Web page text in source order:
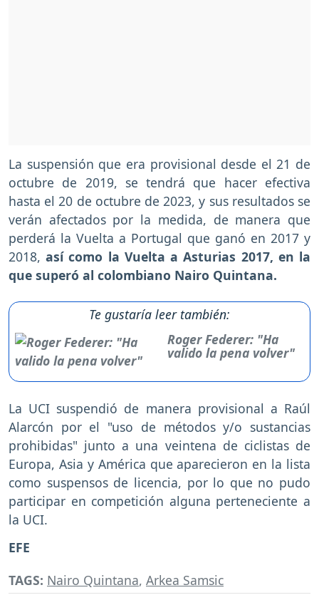
La suspensión que era provisional desde el 21 de
octubre de 2019, se tendrá que hacer efectiva
hasta el 20 de octubre de 2023, y sus resultados se
verán afectados por la medida, de manera que
perderá la Vuelta a Portugal que ganó en 2017 y
2018,así como la Vuelta a Asturias 2017, en la
que superó al colombiano Nairo Quintana.
Te gustaría leer también:
Roger Federer: "Ha
valido la pena volver"
La UCI suspendió de manera provisional a Raúl
Alarcón por el "uso de métodos y/o sustancias
prohibidas" junto a una veintena de ciclistas de
Europa, Asia y América que aparecieron en la lista
como suspensos de licencia, por lo que no pudo
participar en competición alguna perteneciente a
la UCI.
EFE
TAGS: Nairo Quintana, Arkea Samsic